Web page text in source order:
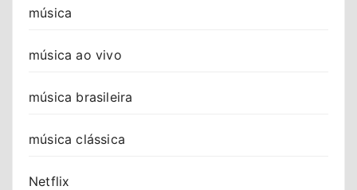
música
música ao vivo
música brasileira
música clássica
Netflix